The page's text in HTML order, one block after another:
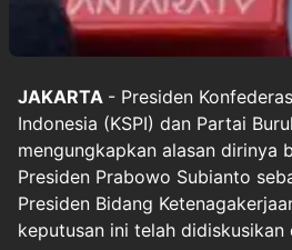
JAKARTA - Presiden
Indonesia (KSPI) dan Partai
mengungkapkan alasan dirinya
Presiden Prabowo Subianto
Presiden Bidang
keputusan ini telah didiskusikan